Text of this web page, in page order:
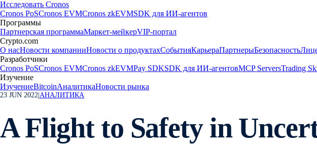
Исследовать Cronos
Cronos PoSCronos EVMCronos zkEVMSDK для ИИ-агентов
Программы
Партнерская программаМаркет-мейкерVIP-портал
Crypto.com
О насНовости компанииНовости о продуктахСобытияКарьераПартнерыБезопасность
Разработчики
Cronos PoSCronos EVMCronos zkEVMPay SDKSDK для ИИ-агентовMCP ServersTrading
Изучение
ИзучениеBitcoinАналитикаНовости рынка
23 JUN 2022 АНАЛИТИКА
A Flight to Safety in